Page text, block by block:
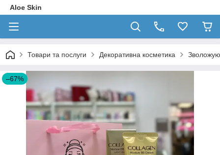
Aloe Skin
Товари та послуги Декоративна косметика
–67%